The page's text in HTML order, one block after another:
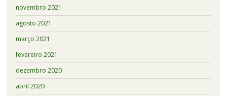
novembro 2021
agosto 2021
março 2021
fevereiro 2021
dezembro 2020
abril 2020